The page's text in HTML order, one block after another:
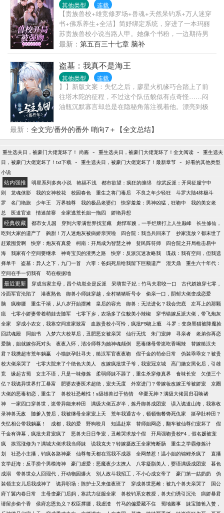
其他类型 连载
【贵族兽校+雄竞修罗场+兽魂+天然呆钓系+万人迷穿
书+佛系养生+全洁】简妤绑定系统，穿进了一本玛丽
苏贵族兽校小说当路人甲。她像个书粉，一边期待男
主们的出场，一边偷偷打赌女主最终会更爱谁。是容
貌出尘的F1，高冷禁欲的F2？还是温柔绿茶的F3，沉
稳腹黑的F4？又或者是手段残忍的F5，自私阴狠的
F6，以及疯魔病态的F7？他们总有办法让女主自愿走
进他们的囚笼。女主恐惧他们的靠近，厌恶他们高高
在上的施舍，却又不得不躲在他们的庇护伞下。寿终
正寝前，她许愿自由，希望下辈子再也不要跟F7纠缠
在一起。——系统告诉简妤：你只是路人甲，相当于
情，小声口嗨：死丫头，吃这么好，让我也来演两集
啊！系统难得遇到跟自己有共识的宿主。它偷偷跑去
跟主系统打了一架，成功为简妤争取到了重生副本。
于是，简妤发现女主变了，剧情也偏了。她开始被人
至是代表贵族最高层的紫色胸针。那些本该对女主痴
迷不悟的男主们，眼睛死死黏在了她身上。而女主，
把她推出去后，躲在旁边，阴恻恻地看戏？
最新： 第五百三十七章 脑补
盗墓：我真不是海王
其他类型 连载
】】新版文案：失忆之后，廖星火机缘巧合踏上了前
往塔木陀的征程，不过这个队伍貌似有点奇怪……闷
油瓶沉默寡言却总是在隐秘角落注视着他。漂亮到极
奇奇怪怪的。戴着墨镜的瞎子做出了出乎意料的事
情。廖星火发现……他在这个队伍里好像有点不安
有记忆，据说把他送到医院的女人一出现就要带他去
塔木陀。所有要去塔木陀的人似乎都有许多秘密。但
最新： 全文完/番外的番外 哨向7＋【全文总结】
重生选夫日，被豪门大佬宠坏了！ 尚酱 - 重生选夫日，被豪门大佬宠坏了！全文阅读 - 重生选夫
日，被豪门大佬宠坏了！txt下载 - 重生选夫日，被豪门大佬宠坏了！最新章节 - 好看的其他类型
小说
站内强推 明星系列多肉小说 艳福不浅 都市欲望：疯狂的缠绵
综武反派：开局征服宁中
则
龙魂侠影 我的女神校花 校园春色 重生之将门毒后 不良之年少轻狂
斗罗大陆4终极斗
罗
名门艳旅 少年王 万界独尊 我的极品老婆们 快穿羞羞：男神凶猛，狂吻中
我的美女老
总
医道官途 情迷苗寨 全家逃荒长姐一拖四 娇艳异想
经典收藏 都市女儿国 穿到六零满世界找宝藏 彪悍军嫂，一手烂牌打上人生巅峰
长生修仙，
吃到大家的遗产了
齁甜！万人迷炮灰被病娇亲哭啦 四合院：我当兵回来了
抄家流放？都末世了
赶紧囤货啊
快穿：炮灰有真爱 柯南：开局成为智慧之神 贫民阵符师
四合院之开局枪击易中
海
我家有个空间要继承 神奇宝贝的渣男之路 快穿：反派沉迷攻略我
谍战：我有空间，但我选
择单干
盗墓：异人之下，九门一首 六零：爸妈死后给我留下巨额遗产 混天鼎
重生六十年代：
空间在手一切我有
苟在根据地
最近更新 穿成当家主母，四个幼崽全是反派 呆萌世子妃：竹马夫君咬一口
古代娇娘穿七零，
冷面军官沦陷了
港夜熟色 御兽小师妹穿越，全村猪猪听号令
偷亲一口，阴郁大佬变成恋爱
脑
疯柳腰 重生千禧，从八岁开始摆摊 皇后的容光 御兽：无法进化？我会兜底
左耳上的那颗
痣
七零小娇妻带着萌娃去随军 七零下乡，农场多了位貌美小辣椒
穿书错嫁反派大佬，带飞炮灰
全家
穿成小农女，我靠空间发家致富 血族贵校小可怜，疯批F5吻上瘾
斗罗：变身黑猫被降魔捡
回武魂殿
阿姐书 入梦六大校草后，丑肥恶女被亲哭 仙行无忧 朱门宠婢 寻亲者
老弟你再恋
爱脑，姐就嫁你死对头
夜夜入怀，清冷师尊为她神魂颠倒 恶毒继母带崽吃香喝辣
替嫁糙汉夫
君？我携超市荒年躺赢
小猫妖孕肚寻夫，糙汉军官夜夜吻 假千金的苟命日常
伪装乖乖女？被贵
校大佬亲哭了
七零大院来了个绝色大美人 改嫁疯批世子爷，我宠冠京城
高门嫡女黑化后，引雄
竞
缘起古蜀 女主不语，只是一味修炼 柔弱师妹不舔了，重生杀穿修真界 食味长安
欠债三个
亿？我诡异世界打工暴富
肥婆农妻医术超绝，宠夫无度 外室进门？带嫁妆改嫁王爷被娇宠
京圈
大佬的恶毒初恋，重生了
兽校社恐雌性！s级雄兽过于热情
华夏无神？满级大佬回归召唤诸
神
一家四口穿兽世，崽带异能来种田 满级大佬五岁半，炼丹御兽成团宠
误入诡道山海，我靠收
录神兽无敌
随爹入赘后，我被继母全家宠上天 荒年我通古今，顿顿饱餐馋死仇家
挺孕肚种田？
失忆相公带我躺赢！
成都，我的爱 野狗咬月 知温赴寒 替师姐网恋，翻车被仙尊们宠坏了
假
千金有弹幕，疯批夫君宠疯了
恶兽夫日日争宠，丑雌哭求放个假
开局强吻贵校F4，假名媛被宠
疯
挨骂涨修为？满城大佬求我当师妹 说我克夫？转嫁摄政王全家悔断肠
重生之学霸修炼计
划
社恐小主播，钓疯各路神豪 仙尊每天都在骂我不成器 全网禁惹！温小姐的锦鲤杀疯了
直播
玄学赶海：反手捞个男模海神
豪门虐爱：恶魔夜少太撩人 八零凝脂美人，婴语满级成团宠
暮色
成溺
带兽世众人回现代，开动物园爆火 别人政斗我招工，不小心成女帝了 豪门第一姑奶奶
伪
装领主女儿后我成神了
诡异职场：陈护士又来值夜班了 穿成兽世恶雌：被九个兽夫亲哭了
国公
府丫鬟内卷日常
主母变豪门后妈，靠武力征服全家 兽校钓系女教授，兽夫们诱引沉沦
病娇暴君
请留步偷个香
侯府忘恩负义？权臣撑腰，我虐渣 竹马的偏爱藏不住 蜀地酱事
妹宝随爸入赘，